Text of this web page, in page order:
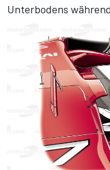
Unterbodens